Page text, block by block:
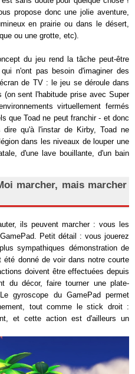
propose donc une jolie aventure,
en prairie ou dans le désert,
ou une grotte, etc).
du jeu rend la tâche peut-être
n'ont pas besoin d'imaginer des
de TV : le jeu se déroule dans
(on sent l'habitude prise avec Super
virtuellement fermés
que Toad ne peut franchir - et donc
qu'à l'instar de Kirby, Toad ne
dans les niveaux de louper une
d'une lave bouillante, d'un bain
marcher, mais marcher
ils peuvent marcher : vous les
Petit détail : vous jouerez
sympathiques démonstration de
été donné de voir dans notre courte
doivent être effectuées depuis
du décor, faire tourner une plate-
gyroscope du GamePad permet
tout comme le stick droit :
et cette action est d'ailleurs un